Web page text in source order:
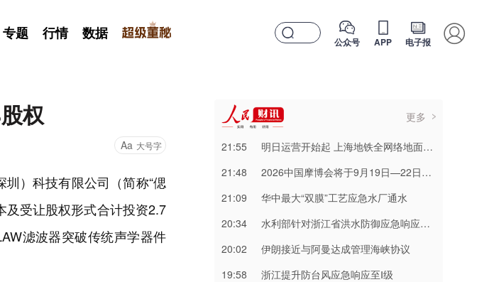
专题 行情 数据 公众号 APP 电子报
权
Aa 大号字
）科技有限公司（简称“偲
及受让股权形式合计投资2.7
滤波器突破传统声学器件
更多
21:55
明日运营开始起 上海地铁全网络地面高架区段限速运行
21:48
2026中国摩博会将于9月19日—22日在重庆举行
21:09
华中最大“双膜”工艺应急水厂通水
20:34
水利部针对浙江省洪水防御应急响应提升至Ⅲ级
20:02
伊朗接近与阿曼达成管理海峡协议
19:58
浙江提升防台风应急响应至Ⅰ级